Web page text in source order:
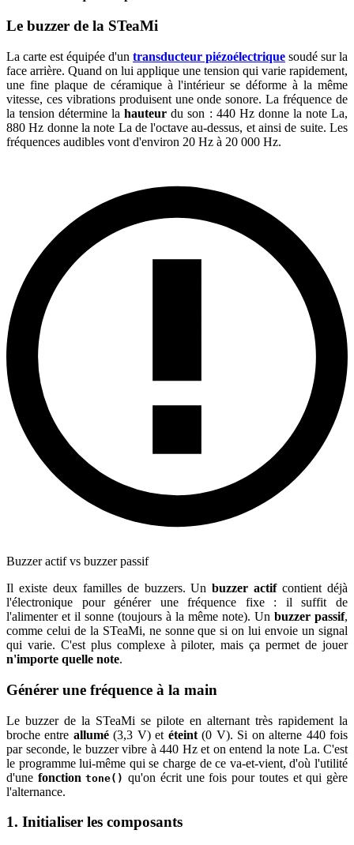
Le buzzer de la STeaMi
La carte est équipée d'un transducteur piézoélectrique soudé sur la
face arrière. Quand on lui applique une tension qui varie rapidement,
une fine plaque de céramique à l'intérieur se déforme à la même
vitesse, ces vibrations produisent une onde sonore. La fréquence de
la tension détermine lahauteur du son : 440 Hz donne la note La,
880 Hz donne la note La de l'octave au-dessus, et ainsi de suite. Les
fréquences audibles vont d'environ 20 Hz à 20 000 Hz.
Buzzer actif vs buzzer passif
Il existe deux familles de buzzers. Unbuzzer actifcontient déjà
l'électronique pour générer une fréquence fixe : il suffit de
l'alimenter et il sonne (toujours à la même note). Un buzzer passif,
comme celui de la STeaMi, ne sonne que si on lui envoie un signal
qui varie. C'est plus complexe à piloter, mais ça permet de jouer
n'importe quelle note.
Générer une fréquence à la main
Le buzzer de la STeaMi se pilote en alternant très rapidement la
broche entre allumé(3,3 V) et éteint(0 V). Si on alterne 440 fois
par seconde, le buzzer vibre à 440 Hz et on entend la note La. C'est
le programme lui-même qui se charge de ce va-et-vient, d'où l'utilité
d'une fonctiontone() qu'on écrit une fois pour toutes et qui gère
l'alternance.
1. Initialiser les composants